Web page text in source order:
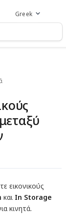
Greek
εικονικούς
και In Storage
κινητά.